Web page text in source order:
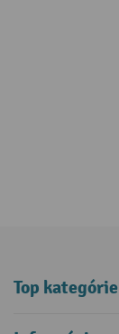
Top kategórie